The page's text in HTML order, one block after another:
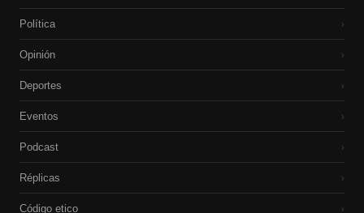
Política ›
Opinión ›
Deportes ›
Eventos ›
Podcast ›
Réplicas ›
Código etico ›